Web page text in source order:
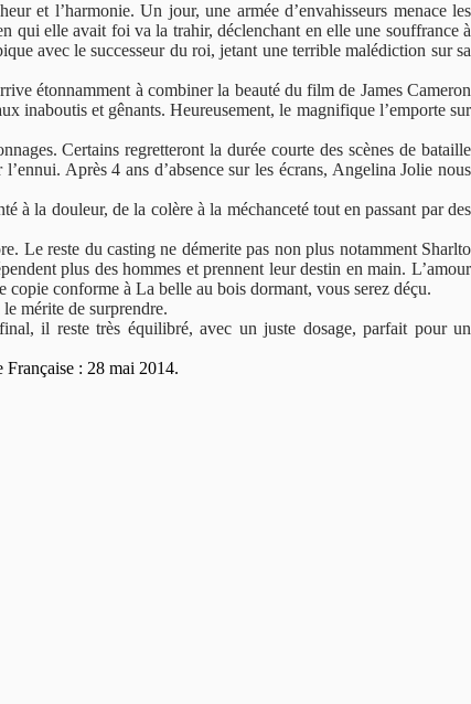
et l’harmonie. Un jour, une armée d’envahisseurs menace les
qui elle avait foi va la trahir, déclenchant en elle une souffrance à
avec le successeur du roi, jetant une terrible malédiction sur sa
étonnamment à combiner la beauté du film de James Cameron
inaboutis et gênants. Heureusement, le magnifique l’emporte sur
Certains regretteront la durée courte des scènes de bataille
Après 4 ans d’absence sur les écrans, Angelina Jolie nous
à la douleur, de la colère à la méchanceté tout en passant par des
Le reste du casting ne démerite pas non plus notamment Sharlto
plus des hommes et prennent leur destin en main. L’amour
copie conforme à La belle au bois dormant, vous serez déçu.
mérite de surprendre.
il reste très équilibré, avec un juste dosage, parfait pour un
: 28 mai 2014.